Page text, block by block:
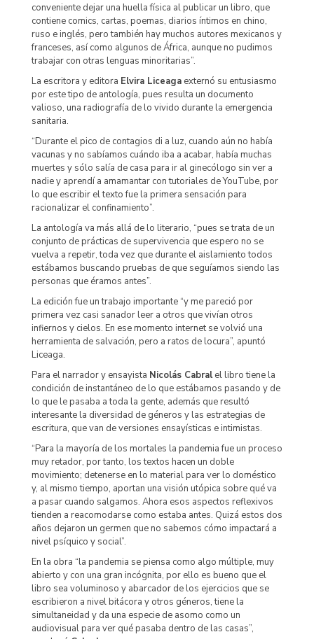
conveniente dejar una huella física al publicar un libro, que
contiene comics, cartas, poemas, diarios íntimos en chino,
ruso e inglés, pero también hay muchos autores mexicanos y
franceses, así como algunos de África, aunque no pudimos
trabajar con otras lenguas minoritarias”.
La escritora y editora Elvira Liceaga externó su entusiasmo
por este tipo de antología, pues resulta un documento
valioso, una radiografía de lo vivido durante la emergencia
sanitaria.
“Durante el pico de contagios di a luz, cuando aún no había
vacunas y no sabíamos cuándo iba a acabar, había muchas
muertes y sólo salía de casa para ir al ginecólogo sin ver a
nadie y aprendí a amamantar con tutoriales de YouTube, por
lo que escribir el texto fue la primera sensación para
racionalizar el confinamiento”.
La antología va más allá de lo literario, “pues se trata de un
conjunto de prácticas de supervivencia que espero no se
vuelva a repetir, toda vez que durante el aislamiento todos
estábamos buscando pruebas de que seguíamos siendo las
personas que éramos antes”.
La edición fue un trabajo importante “y me pareció por
primera vez casi sanador leer a otros que vivían otros
infiernos y cielos. En ese momento internet se volvió una
herramienta de salvación, pero a ratos de locura”, apuntó
Liceaga.
Para el narrador y ensayista Nicolás Cabralel libro tiene la
condición de instantáneo de lo que estábamos pasando y de
lo que le pasaba a toda la gente, además que resultó
interesante la diversidad de géneros y las estrategias de
escritura, que van de versiones ensayísticas e intimistas.
“Para la mayoría de los mortales la pandemia fue un proceso
muy retador, por tanto, los textos hacen un doble
movimiento; detenerse en lo material para ver lo doméstico
y, al mismo tiempo, aportan una visión utópica sobre qué va
a pasar cuando salgamos. Ahora esos aspectos reflexivos
tienden a reacomodarse como estaba antes. Quizá estos dos
años dejaron un germen que no sabemos cómo impactará a
nivel psíquico y social”.
En la obra “la pandemia se piensa como algo múltiple, muy
abierto y con una gran incógnita, por ello es bueno que el
libro sea voluminoso y abarcador de los ejercicios que se
escribieron a nivel bitácora y otros géneros, tiene la
simultaneidad y da una especie de asomo como un
audiovisual para ver qué pasaba dentro de las casas”,